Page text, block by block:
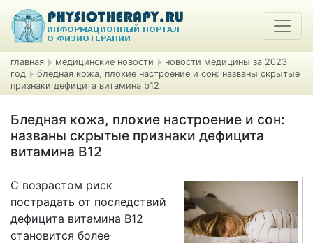
главная медицинские новости
новости медицины за 2023
год
бледная кожа, плохие настроение и сон: названы скрытые
признаки дефицита витамина b12
Бледная кожа, плохие настроение и сон:
названы скрытые признаки дефицита
витамина B12
С возрастом риск
пострадать от последствий
дефицита витамина B12
становится более